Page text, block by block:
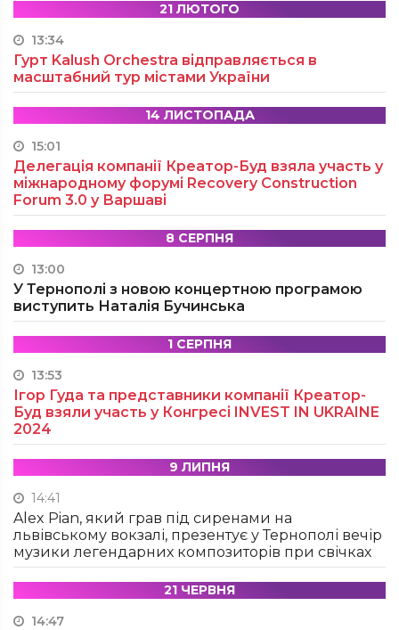
21 ЛЮТОГО
13:34
Гурт Kalush Orchestra відправляється в
масштабний тур містами України
14 ЛИСТОПАДА
15:01
Делегація компанії Креатор-Буд взяла участь у
міжнародному форумі Recovery Construction
Forum 3.0 у Варшаві
8 СЕРПНЯ
13:00
У Тернополі з новою концертною програмою
виступить Наталія Бучинська
1 СЕРПНЯ
13:53
Ігор Гуда та представники компанії Креатор-
Буд взяли участь у Конгресі INVEST IN UKRAINE
2024
9 ЛИПНЯ
14:41
Alex Pian, який грав під сиренами на
львівському вокзалі, презентує у Тернополі вечір
музики легендарних композиторів при свічках
21 ЧЕРВНЯ
14:47